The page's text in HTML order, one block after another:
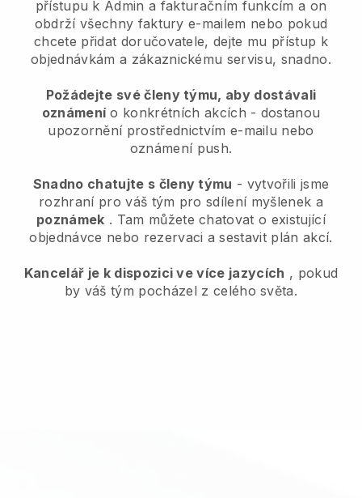
přístupu k Admin a fakturačním funkcím a on
obdrží všechny faktury e-mailem nebo pokud
chcete přidat doručovatele, dejte mu přístup k
objednávkám a zákaznickému servisu, snadno.
Požádejte své členy týmu, aby dostávali
oznámenío konkrétních akcích - dostanou
upozornění prostřednictvím e-mailu nebo
oznámení push.
Snadno chatujte s členy týmu - vytvořili jsme
rozhraní pro váš tým pro sdílení myšlenek a
poznámek . Tam můžete chatovat o existující
objednávce nebo rezervaci a sestavit plán akcí.
Kancelář je k dispozici ve více jazycích , pokud
by váš tým pocházel z celého světa.